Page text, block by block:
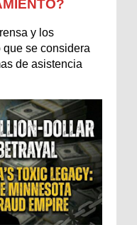
y los
se considera
de asistencia